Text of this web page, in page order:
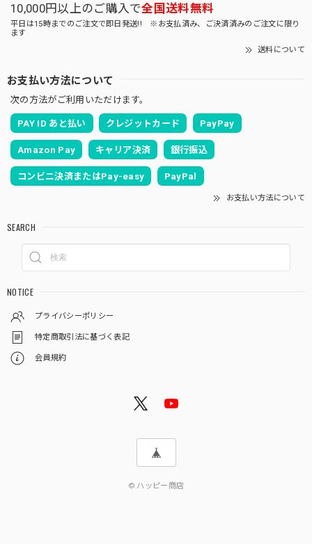
10,000円以上のご購入で全国送料無料
平日は15時までのご注文で即日発送!! ※お支払済み、ご決済済みのご注文に限り
ます
送料について
お支払い方法について
次の方法がご利用いただけます。
PAY ID あと払い クレジットカード PayPay
Amazon Pay キャリア決済 銀行振込
コンビニ決済またはPay-easy PayPal
お支払い方法について
SEARCH
NOTICE
プライバシーポリシー
特定商取引法に基づく表記
会員規約
© ハッピー商店